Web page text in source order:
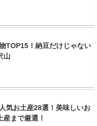
TOP15！納豆だけじゃない
山
気お土産28選！美味しいお
まで厳選！